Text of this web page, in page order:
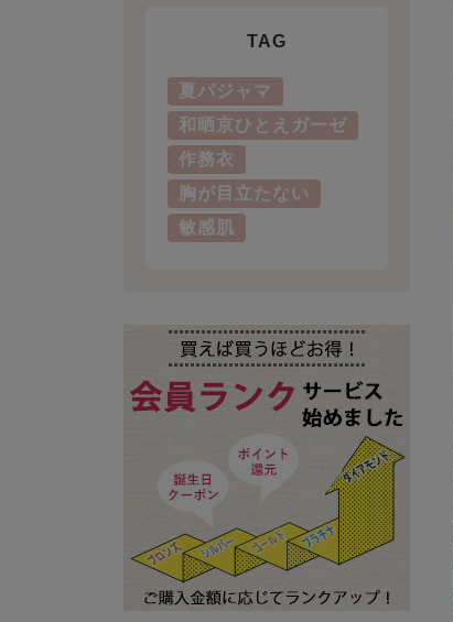
TAG
夏パジャマ
和晒京ひとえガーゼ
作務衣
胸が目立たない
敏感肌